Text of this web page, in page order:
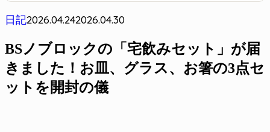
日記2026.04.242026.04.30
BSノブロックの「宅飲みセット」が届
きました！お皿、グラス、お箸の3点セ
ットを開封の儀